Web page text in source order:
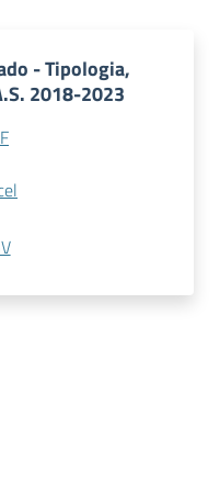
- Tipologia,
2018-2023